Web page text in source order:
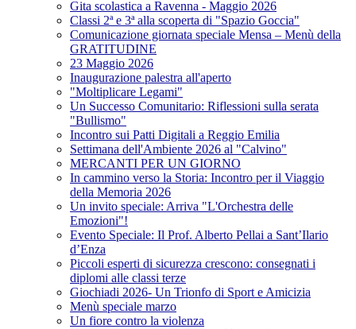
Gita scolastica a Ravenna - Maggio 2026
Classi 2ª e 3ª alla scoperta di "Spazio Goccia"
Comunicazione giornata speciale Mensa – Menù della
GRATITUDINE
23 Maggio 2026
Inaugurazione palestra all'aperto
"Moltiplicare Legami"
Un Successo Comunitario: Riflessioni sulla serata
"Bullismo"
Incontro sui Patti Digitali a Reggio Emilia
Settimana dell'Ambiente 2026 al "Calvino"
MERCANTI PER UN GIORNO
In cammino verso la Storia: Incontro per il Viaggio
della Memoria 2026
Un invito speciale: Arriva "L'Orchestra delle
Emozioni"!
Evento Speciale: Il Prof. Alberto Pellai a Sant’Ilario
d’Enza
Piccoli esperti di sicurezza crescono: consegnati i
diplomi alle classi terze
Giochiadi 2026- Un Trionfo di Sport e Amicizia
Menù speciale marzo
Un fiore contro la violenza